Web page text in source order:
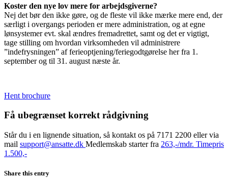
Koster den nye lov mere for arbejdsgiverne?
Nej det bør den ikke gøre, og de fleste vil ikke mærke mere end, der
særligt i overgangs perioden er mere administration, og at egne
lønsystemer evt. skal ændres fremadrettet, samt og det er vigtigt,
tage stilling om hvordan virksomheden vil administrere
”indefrysningen” af ferieoptjening/feriegodtgørelse her fra 1.
september og til 31. august næste år.
Hent brochure
Få ubegrænset korrekt rådgivning
Står du i en lignende situation, så kontakt os på 7171 2200 eller via
mail support@ansatte.dk Medlemskab starter fra 263,-/mdr. Timepris
1.500,-
Share this entry